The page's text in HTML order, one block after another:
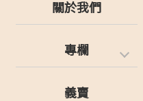
關於我們
專欄
義賣